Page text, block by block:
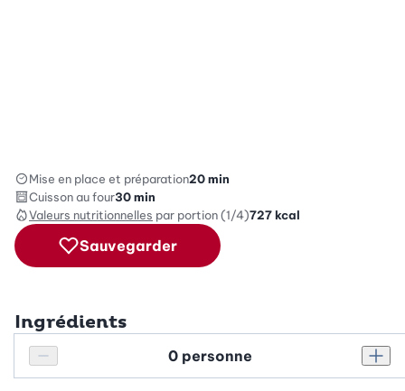
Mise en place et préparation20 min
Cuisson au four30 min
Valeurs nutritionnelles par portion (1/4)727kcal
Sauvegarder
Ingrédients
Réduire le nombre de personnes
Personnes